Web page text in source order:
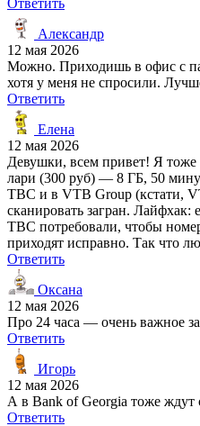
Александр
12 мая 2026
Можно. Приходишь в офис с
хотя у меня не спросили.
Ответить
Елена
12 мая 2026
Девушки, всем привет! Я тоже
лари (300 руб) — 8 ГБ, 50
TBC и в VTB Group (кстати,
сканировать загран.
TBC потребовали, чтобы
приходят исправно. Так что
Ответить
Оксана
12 мая 2026
Про 24 часа — очень важное
Ответить
Игорь
12 мая 2026
А в Bank of Georgia тоже ждут
Ответить